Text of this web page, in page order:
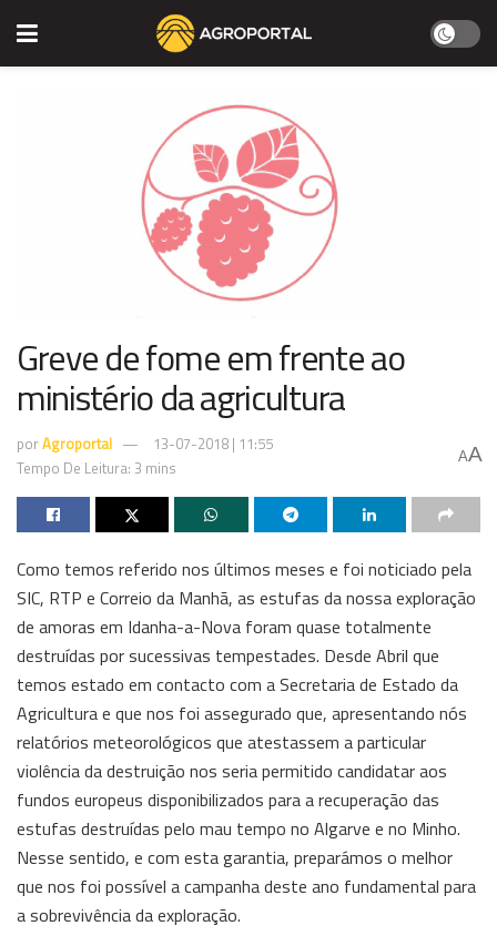
Greve de fome em frente ao
ministério da agricultura
porAgroportal
13-07-2018 | 11:55
Tempo De Leitura: 3 mins
AA
Como temos referido nos últimos meses e foi noticiado pela
SIC, RTP e Correio da Manhã, as estufas da nossa exploração
de amoras em Idanha-a-Nova foram quase totalmente
destruídas por sucessivas tempestades. Desde Abril que
temos estado em contacto com a Secretaria de Estado da
Agricultura e que nos foi assegurado que, apresentando nós
relatórios meteorológicos que atestassem a particular
violência da destruição nos seria permitido candidatar aos
fundos europeus disponibilizados para a recuperação das
estufas destruídas pelo mau tempo no Algarve e no Minho.
Nesse sentido, e com esta garantia, preparámos o melhor
que nos foi possível a campanha deste ano fundamental para
a sobrevivência da exploração.